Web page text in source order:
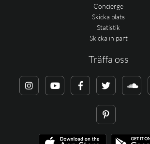
Concierge
Skicka plats
Statistik
Skicka in part
Träffa oss